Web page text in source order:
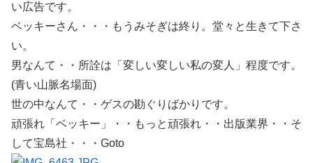
い広告です。
ベッキーさん・・・もうみそぎは終り。堂々と生きて下さ
い。
男なんて・・所詮は「変しい変しい私の変人」程度です。
(青い山脈名場面)
世の中なんて・・ゲスの勘ぐりばかりです。
頑張れ「ベッキー」・・もっと頑張れ・・出版業界・・そ
して宝島社・・・Goto